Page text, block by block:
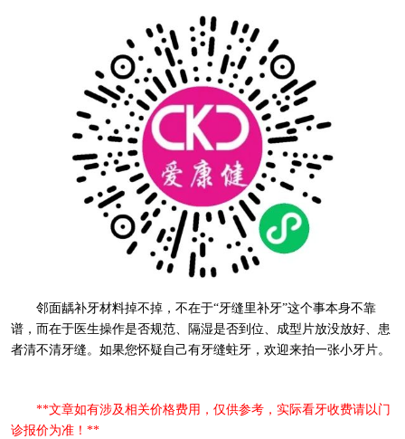
邻面龋补牙材料掉不掉，不在于“牙缝里补牙”这个事本身不靠
谱，而在于医生操作是否规范、隔湿是否到位、成型片放没放好、患
者清不清牙缝。如果您怀疑自己有牙缝蛀牙，欢迎来拍一张小牙片。
**文章如有涉及相关价格费用，仅供参考，实际看牙收费请以门
诊报价为准！**